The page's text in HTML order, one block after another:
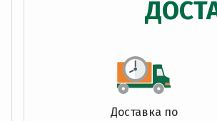
Доставка по